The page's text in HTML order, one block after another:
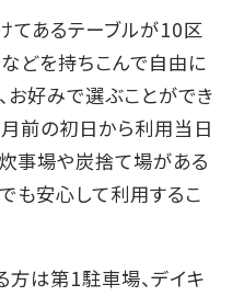
てあるテーブルが10区
などを持ちこんで自由に
お好みで選ぶことができ
月前の初日から利用当日
事場や炭捨て場がある
も安心して利用するこ
は第1駐車場、デイキ